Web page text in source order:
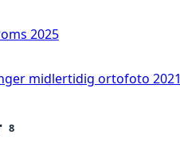
2025
midlertidig ortofoto 2021
8